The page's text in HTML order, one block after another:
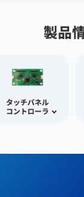
製品
タッチパネル
コントローラ